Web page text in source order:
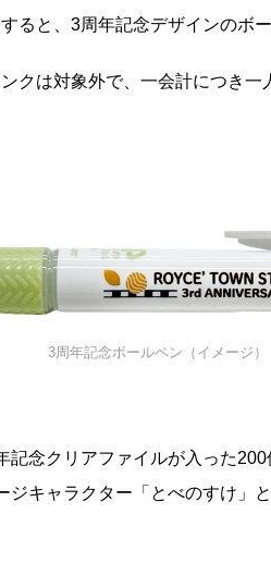
ると、3周年記念デザインのボ
クは対象外で、一会計につき
3周年記念ボールペン（イメージ）
記念クリアファイルが入った
ジキャラクター「とべのすけ」